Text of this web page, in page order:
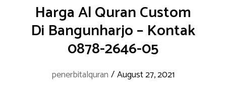
Harga Al Quran Custom
Di Bangunharjo – Kontak
0878-2646-05
penerbitalquran /August 27, 2021